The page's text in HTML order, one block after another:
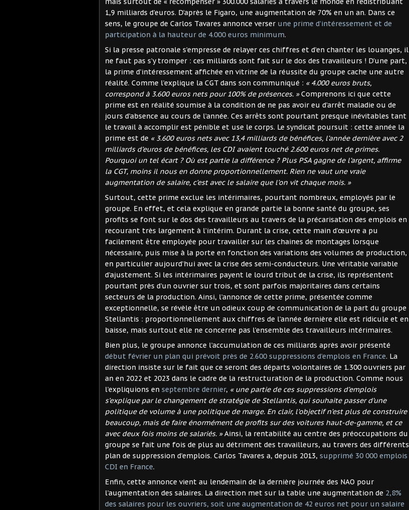
1,9 milliards d’euros. D’après le Figaro, une augmentation de 70% en un an. Dans ce
sens, le groupe de Carlos Tavares annonce verser une prime d’intéressement et de
participation à la hauteur de 4.000 euros minimum.
Si la presse patronale s’empresse de relayer ces chiffres et d’en chanter les louanges, il
ne faut pas s’y tromper : ces milliards sont fait sur le dos des travailleurs ! D’une part,
la prime d’intéressement affichée en vitrine de la réussite du groupe cache une autre
réalité. Comme l’explique la CGT dans son communiqué : « 4.000 euros bruts,
correspond à 3.600 euros nets pour 100% de présences. »Comprenons ici que cette
prime est en réalité soumise à la condition de ne pas avoir eu d’arrêt maladie ou de
jours d’absence au cours de l’année. Ces arrêts sont pourtant presque inévitables tant
le travail à accomplir est pénible et use le corps. Le syndicat poursuit : cette année la
prime est de « 3.600 euros nets avec 13,4 milliards de bénéfices, l’année dernière avec 2
milliards d’euros de bénéfices, les CDI avaient touché 2.600 euros net de primes.
Pourquoi un tel écart ? Où est partie la différence ? Plus PSA gagne de l’argent, affirme
la CGT, moins il nous en donne proportionnellement. Rien ne vaut une vraie
augmentation de salaire, c’est avec le salaire que l’on vit chaque mois. »
Surtout, cette prime exclue les intérimaires, pourtant nombreux, employés par le
groupe. En effet, et cela explique en grande partie la bonne santé du groupe, ses
profits se font sur le dos des travailleurs au travers de la précarisation des emplois en
recourant très largement à l’intérim. Durant la crise, cette main d’œuvre a pu
facilement être employée pour travailler sur les chaines de montages lorsque
nécessaire, puis mise à la porte en fonction des variations des volumes de production,
en particulier aujourd’hui avec la crise des semi-conducteurs. Une véritable variable
d’ajustement. Si les intérimaires payent le lourd tribut de la crise, ils représentent
pourtant près d’un ouvrier sur trois, et sont parfois majoritaires dans certains
secteurs de la production. Ainsi, l’annonce de cette prime, présentée comme
exceptionnelle, se révèle être un odieux coup de communication de la part du groupe
Stellantis : proportionnellement aux chiffres de l’année dernière elle est ridicule et en
baisse, mais surtout elle ne concerne pas l’ensemble des travailleurs intérimaires.
Bien plus, le groupe annonce l’accumulation de ces milliards après avoir présenté
début février un plan qui prévoit près de 2.600 suppressions d’emplois en France. La
direction insiste sur le fait que ce seront des départs volontaires de 1.300 ouvriers par
an en 2022 et 2023 dans le cadre de la restructuration de la production. Comme nous
l’expliquions en septembre dernier, « une partie de ces suppressions d’emplois
s’explique par le changement de stratégie de Stellantis, qui souhaite passer d’une
politique de volume à une politique de marge. En clair, l’objectif n’est plus de construire
beaucoup, mais de faire énormément de profits sur des voitures haut-de-gamme, et ce
avec deux fois moins de salariés. »Ainsi, la rentabilité au centre des préoccupations du
groupe se fait une fois de plus au détriment des travailleurs, au travers des différents
plan de suppression d’emplois. Carlos Tavares a, depuis 2013, supprimé 30 000 emplois
CDI en France.
Enfin, cette annonce vient au lendemain de la dernière journée des NAO pour
l’augmentation des salaires. La direction met sur la table une augmentation de 2,8%
des salaires pour les ouvriers, soit une augmentation de 42 euros net pour un salaire